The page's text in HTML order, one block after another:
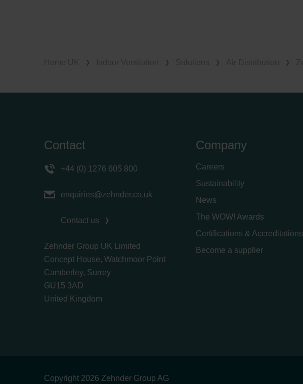
Zehnder Group Nederland bv: Privacyverklaringen
Zehnder Group Schweiz AG: Datenschutz
Contact
+44 (0) 1276 605 800
enquiries@zehnder.co.uk
Contact us
Zehnder Group UK Limited
Concept House, Watchmoor Point
Camberley, Surrey
GU15 3AD
​​​​​​​United Kingdom
Company
Careers
Sustainability
News
The WOW! Awards
Certifications & Accreditations
Become a supplier
Copyright 2026 Zehnder Group AG